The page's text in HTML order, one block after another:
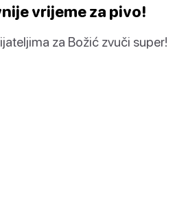
vrijeme za pivo!
za Božić zvuči super!